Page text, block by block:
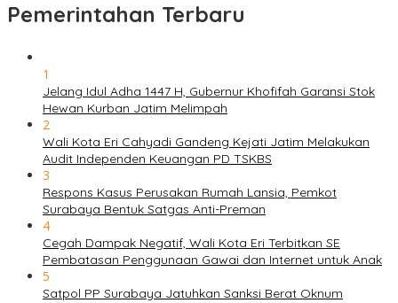
Pemerintahan Terbaru
1
Jelang Idul Adha 1447 H, Gubernur Khofifah Garansi Stok
Hewan Kurban Jatim Melimpah
2
Wali Kota Eri Cahyadi Gandeng Kejati Jatim Melakukan
Audit Independen Keuangan PD TSKBS
3
Respons Kasus Perusakan Rumah Lansia, Pemkot
Surabaya Bentuk Satgas Anti-Preman
4
Cegah Dampak Negatif, Wali Kota Eri Terbitkan SE
Pembatasan Penggunaan Gawai dan Internet untuk Anak
5
Satpol PP Surabaya Jatuhkan Sanksi Berat Oknum